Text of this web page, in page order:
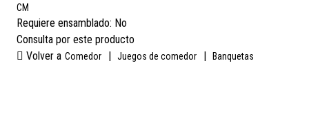
CM
Requiere ensamblado: No
Consulta por este producto
Volver a Comedor Juegos de comedor Banquetas